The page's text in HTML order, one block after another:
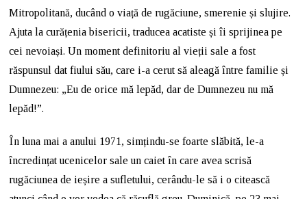
Mitropolitană, ducând o viață de rugăciune, smerenie și slujire.
Ajuta la curățenia bisericii, traducea acatiste și îi sprijinea pe
cei nevoiași. Un moment definitoriu al vieții sale a fost
răspunsul dat fiului său, care i-a cerut să aleagă între familie și
Dumnezeu: „Eu de orice mă lepăd, dar de Dumnezeu nu mă
lepăd!”.
În luna mai a anului 1971, simțindu-se foarte slăbită, le-a
încredințat ucenicelor sale un caiet în care avea scrisă
rugăciunea de ieșire a sufletului, cerându-le să i o citească